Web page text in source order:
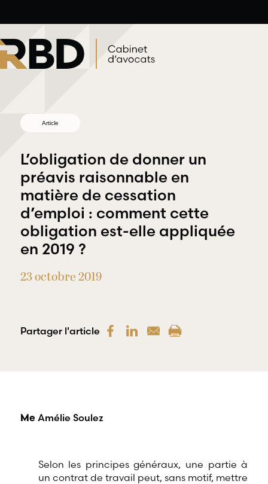
au
contenu
Droit du
travail et de
l’emploi
offre une
gamme
dans tous les
champs
Droit
professionnel
salariés et de
professionnels
Article
L’obligation de donner un
préavis raisonnable en
matière de cessation
d’emploi : comment cette
obligation est-elle appliquée
en 2019 ?
23 octobre 2019
Partager l'article
Me Amélie Soulez
Selon les principes généraux, une partie à
un contrat de travail peut, sans motif, mettre